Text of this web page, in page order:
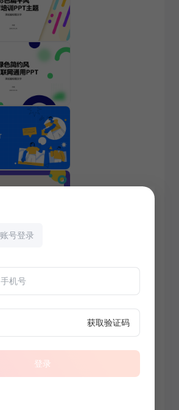
账号登录
获取验证码
登录